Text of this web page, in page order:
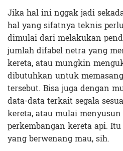
Jika hal ini nggak jadi
hal yang sifatnya teknis
dimulai dari melakukan
jumlah difabel netra yang
kereta, atau mungkin
dibutuhkan untuk
tersebut. Bisa juga dengan
data-data terkait segala
kereta, atau mulai
perkembangan kereta api.
yang berwenang mau, sih.